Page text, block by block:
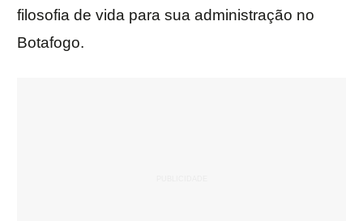
filosofia de vida para sua administração no
Botafogo.